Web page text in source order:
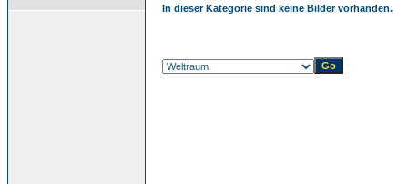
In dieser Kategorie sind keine Bilder vorhanden.